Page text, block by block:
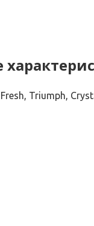
Triumph,